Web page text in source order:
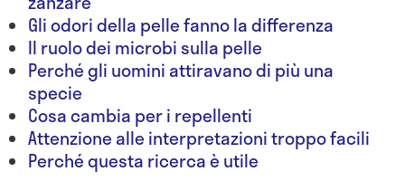
Gli odori della pelle fanno la differenza
Il ruolo dei microbi sulla pelle
Perché gli uomini attiravano di più una
specie
Cosa cambia per i repellenti
Attenzione alle interpretazioni troppo facili
Perché questa ricerca è utile